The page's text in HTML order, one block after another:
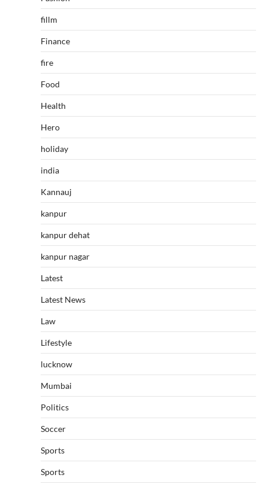
fillm
Finance
fire
Food
Health
Hero
holiday
india
Kannauj
kanpur
kanpur dehat
kanpur nagar
Latest
Latest News
Law
Lifestyle
lucknow
Mumbai
Politics
Soccer
Sports
Sports